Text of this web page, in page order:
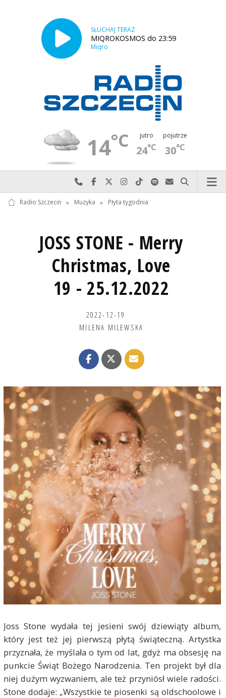
SŁUCHAJ TERAZ
MIQROKOSMOS do 23:59
Miqro
14°C jutro
24°C
pojutrze
30°C
Najlepiej po prostu do nas zadzwoń
Odwiedź nas na Facebook-u
Odwiedź nas na X
Odwiedź nas na Instagram-ie
Odwiedź nas na TikTok-u
Szukaj nas na Spotify
Wyślij do nas
Szukaj
Radio Szczecin » Muzyka » Płyta tygodnia
JOSS STONE - Merry
Christmas, Love
19 - 25.12.2022
2022-12-19
MILENA MILEWSKA
Joss Stone wydała tej jesieni swój dziewiąty album,
który jest też jej pierwszą płytą świąteczną. Artystka
przyznała, że myślała o tym od lat, gdyż ma obsesję na
punkcie Świąt Bożego Narodzenia. Ten projekt był dla
niej dużym wyzwaniem, ale też przyniósł wiele radości.
Stone dodaje: „Wszystkie te piosenki są oldschoolowe i